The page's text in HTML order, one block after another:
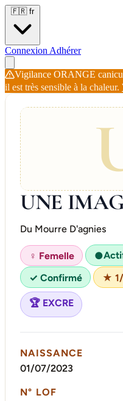
🇫🇷 fr
Connexion Adhérer
Vigilance ORANGE
il est très sensible à la chaleur.
UNE
Du Mourre D'agnies
♀ Femelle ●
✓ Confirmé
★
🏆 EXCRE
NAISSANCE
01/07/2023
N° LOF